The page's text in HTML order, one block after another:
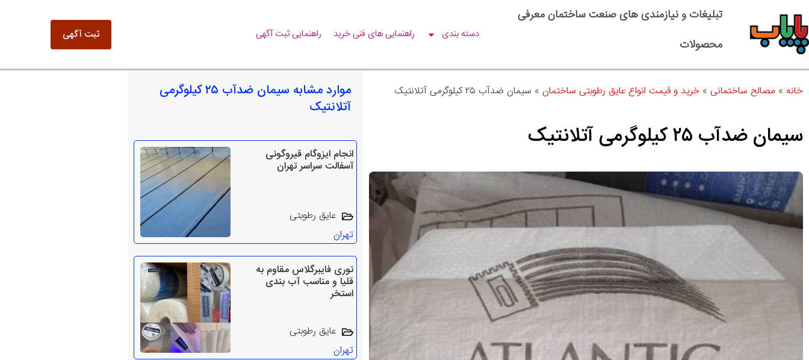
تبلیغات و نیازمندی های صنعت ساختمان معرفی
محصولات
دسته بندی راهنمایی های فنی خرید راهنمایی ثبت آگهی ثبت آگهی
خانه » مصالح ساختمانی » خرید و قیمت انواع عایق رطوبتی ساختمان » سیمان ضدآب ۲۵ کیلوگرمی آتلانتیک
سیمان ضدآب ۲۵ کیلوگرمی آتلانتیک
موارد مشابه سیمان ضدآب ۲۵ کیلوگرمی
آتلانتیک
انجام ایزوگام قیروگونی
آسفالت سراسر تهران
عایق رطوبتی
تهران
توری‌ فایبرگلاس مقاوم به
قلیا و مناسب آب بندی
استخر
عایق رطوبتی
تهران